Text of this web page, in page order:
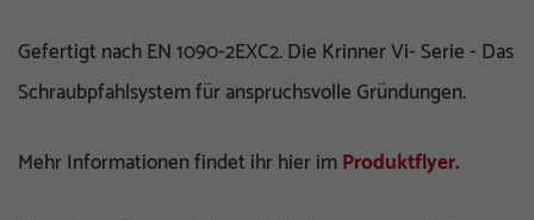
Gefertigt nach EN 1090-2EXC2. Die Krinner Vi- Serie - Das
Schraubpfahlsystem für anspruchsvolle Gründungen.
Mehr Informationen findet ihr hier imProduktflyer.